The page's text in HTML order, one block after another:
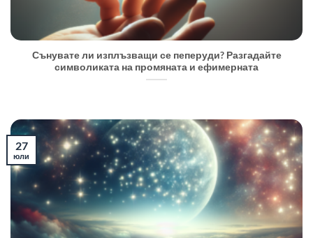
Сънувате ли изплъзващи се пеперуди? Разгадайте
символиката на промяната и ефимерната
27
юли